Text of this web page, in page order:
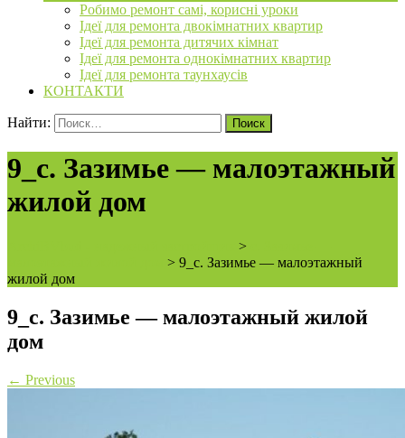
Робимо ремонт самі, корисні уроки
Ідеї для ремонта двокімнатних квартир
Ідеї для ремонта дитячих кімнат
Ідеї для ремонта однокімнатних квартир
Ідеї для ремонта таунхаусів
КОНТАКТИ
Найти:
9_с. Зазимье — малоэтажный
жилой дом
>
> 9_с. Зазимье — малоэтажный
жилой дом
9_с. Зазимье — малоэтажный жилой
дом
← Previous